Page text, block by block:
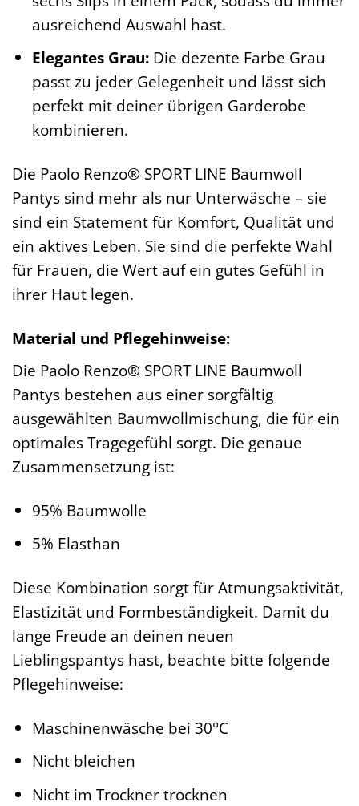
ausreichend Auswahl hast.
Elegantes Grau:Die dezente Farbe Grau
passt zu jeder Gelegenheit und lässt sich
perfekt mit deiner übrigen Garderobe
kombinieren.
Die Paolo Renzo® SPORT LINE Baumwoll
Pantys sind mehr als nur Unterwäsche – sie
sind ein Statement für Komfort, Qualität und
ein aktives Leben. Sie sind die perfekte Wahl
für Frauen, die Wert auf ein gutes Gefühl in
ihrer Haut legen.
Material und Pflegehinweise:
Die Paolo Renzo® SPORT LINE Baumwoll
Pantys bestehen aus einer sorgfältig
ausgewählten Baumwollmischung, die für ein
optimales Tragegefühl sorgt. Die genaue
Zusammensetzung ist:
95% Baumwolle
5% Elasthan
Diese Kombination sorgt für Atmungsaktivität,
Elastizität und Formbeständigkeit. Damit du
lange Freude an deinen neuen
Lieblingspantys hast, beachte bitte folgende
Pflegehinweise:
Maschinenwäsche bei 30°C
Nicht bleichen
Nicht im Trockner trocknen